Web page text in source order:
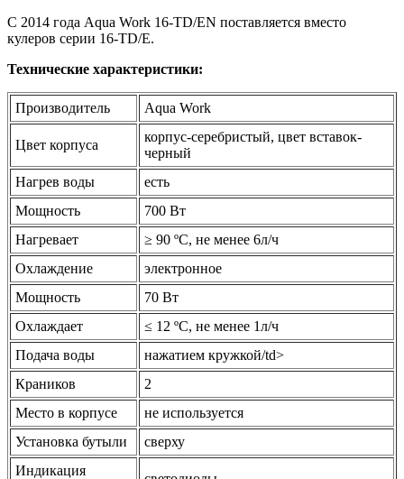
С 2014 года Aqua Work 16-TD/EN поставляется вместо
кулеров серии 16-TD/E.
Технические характеристики:
Производитель Aqua Work
Цвет корпуса
корпус-серебристый, цвет вставок-
черный
Нагрев воды
есть
Мощность
700 Вт
Нагревает
≥ 90 ºС, не менее 6л/ч
Охлаждение
электронное
Мощность
70 Вт
Охлаждает
≤ 12 ºС, не менее 1л/ч
Подача воды
нажатием кружкой/td>
Краников
2
Место в корпусе
не используется
Установка бутыли
сверху
Индикация